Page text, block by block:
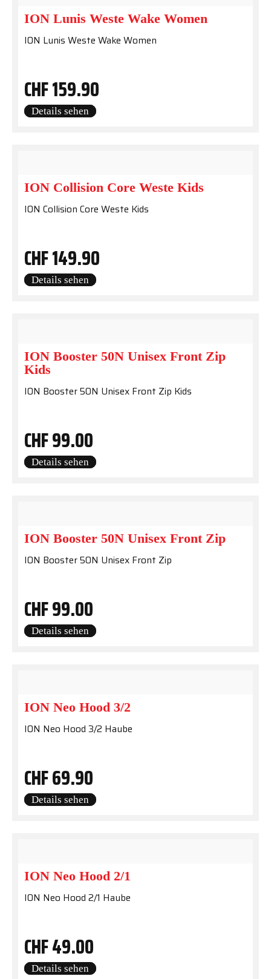
ION Lunis Weste Wake Women
ION Lunis Weste Wake Women
CHF159.90
Details sehen
ION Collision Core Weste Kids
ION Collision Core Weste Kids
CHF149.90
Details sehen
ION Booster 50N Unisex Front Zip
Kids
ION Booster 50N Unisex Front Zip Kids
CHF99.00
Details sehen
ION Booster 50N Unisex Front Zip
ION Booster 50N Unisex Front Zip
CHF99.00
Details sehen
ION Neo Hood 3/2
ION Neo Hood 3/2 Haube
CHF69.90
Details sehen
ION Neo Hood 2/1
ION Neo Hood 2/1 Haube
CHF49.00
Details sehen